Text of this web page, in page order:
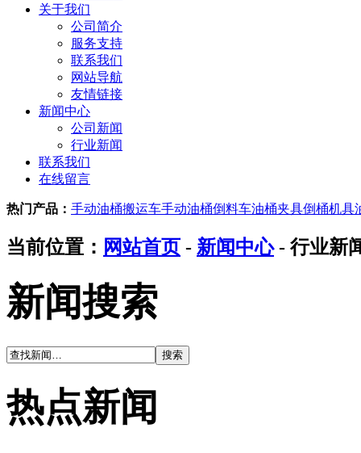
关于我们
公司简介
服务支持
联系我们
网站导航
友情链接
新闻中心
公司新闻
行业新闻
联系我们
在线留言
热门产品： 手动油桶搬运车手动油桶倒料车油桶夹具倒桶机具
当前位置： 网站首页 - 新闻中心- 行业新
新闻搜索
热点新闻